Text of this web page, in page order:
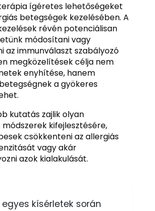
ígéretes lehetőségeket
betegségek kezelésében. A
révén potenciálisan
módosítani vagy
az immunválaszt szabályozó
megközelítések célja nem
enyhítése, hanem
a gyökeres
kutatás zajlik olyan
kifejlesztésére,
csökkenteni az allergiás
vagy akár
azok kialakulását.
egyes kísérletek során